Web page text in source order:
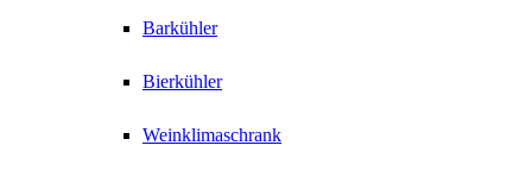
Barkühler
Bierkühler
Weinklimaschrank